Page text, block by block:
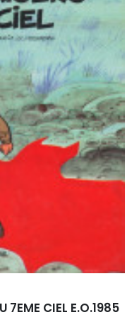
7EME CIEL E.O.1985